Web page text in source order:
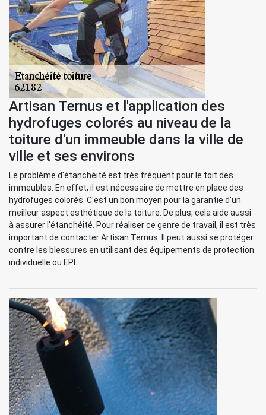
Artisan Ternus et l'application des
hydrofuges colorés au niveau de la
toiture d'un immeuble dans la ville de
ville et ses environs
Le problème d'étanchéité est très fréquent pour le toit des
immeubles. En effet, il est nécessaire de mettre en place des
hydrofuges colorés. C'est un bon moyen pour la garantie d'un
meilleur aspect esthétique de la toiture. De plus, cela aide aussi
à assurer l'étanchéité. Pour réaliser ce genre de travail, il est très
important de contacter Artisan Ternus. Il peut aussi se protéger
contre les blessures en utilisant des équipements de protection
individuelle ou EPI.